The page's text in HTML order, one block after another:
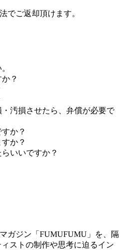
でご返却頂けます。
？
汚損させたら、弁償が必要で
か？
か？
いいですか？
ガジン「FUMUFUMU」を、隔
ストの制作や思考に迫るイン